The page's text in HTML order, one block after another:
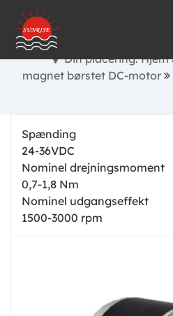
Din placering: Hjem
magnet børstet DC-motor
Spænding
24-36VDC
Nominel drejningsmoment
0,7-1,8 Nm
Nominel udgangseffekt
1500-3000 rpm